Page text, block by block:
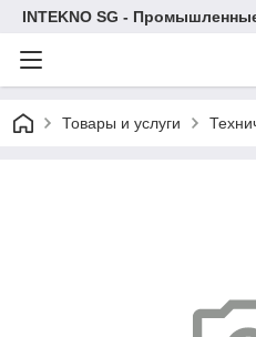
INTEKNO SG -
Товары и услуги